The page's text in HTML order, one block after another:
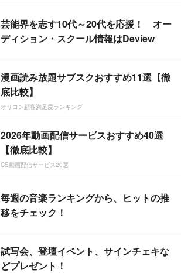
芸能界を志す10代～20代を応援！ オー
ディション・スクール情報はDeview
漫画読み放題サブスクおすすめ11選【徹
底比較】
オリコン顧客満足度ランキング
2026年動画配信サービスおすすめ40選
【徹底比較】
CS動画配信サービス20選
毎週の音楽ランキングから、ヒットの推
移をチェック！
試写会、登壇イベント、サインチェキな
どプレゼント！